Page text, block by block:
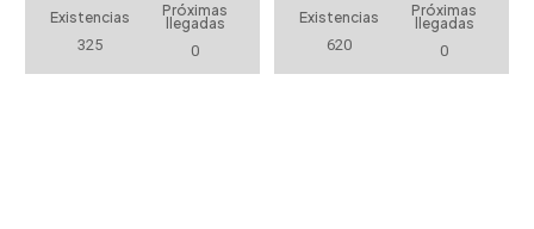
Existencias
325
Próximas
llegadas
0
Existencias
620
Próximas
llegadas
0